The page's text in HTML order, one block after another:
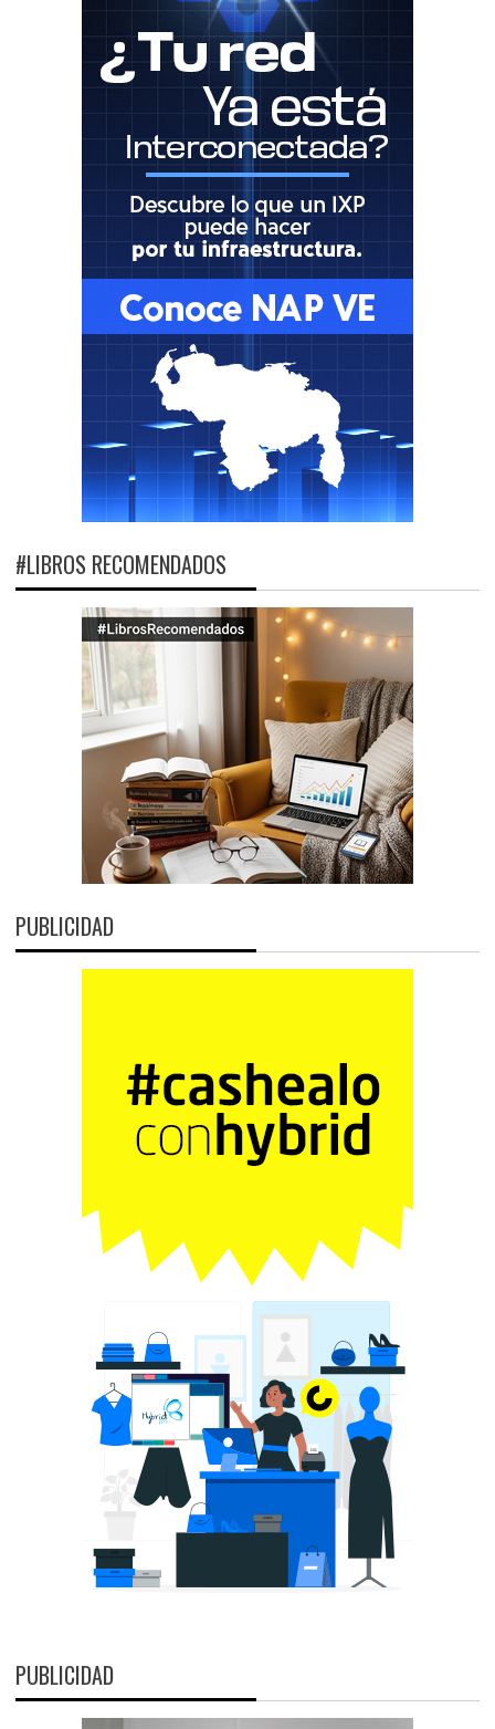
#LIBROS RECOMENDADOS
PUBLICIDAD
PUBLICIDAD